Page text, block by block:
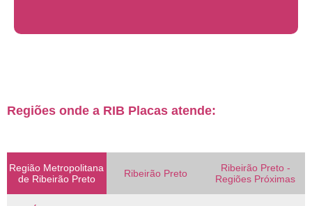
Regiões onde a RIB Placas atende:
Região Metropolitana
de Ribeirão Preto
Ribeirão Preto
Ribeirão Preto -
Regiões Próximas